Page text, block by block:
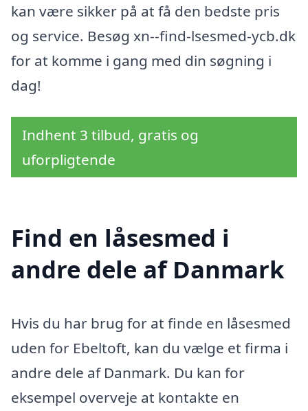
kan være sikker på at få den bedste pris
og service. Besøg xn--find-lsesmed-ycb.dk
for at komme i gang med din søgning i
dag!
Indhent 3 tilbud, gratis og
uforpligtende
Find en låsesmed i
andre dele af Danmark
Hvis du har brug for at finde en låsesmed
uden for Ebeltoft, kan du vælge et firma i
andre dele af Danmark. Du kan for
eksempel overveje at kontakte en